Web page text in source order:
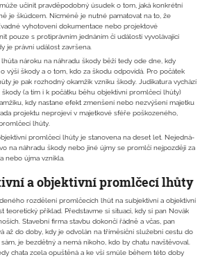
učinit pravděpodobný úsudek o tom, jaká konkrétní
je škůdcem. Nicméně je nutné pamatovat na to, že
vyhotovení dokumentace nebo projektové
pouze s protiprávním jednáním či událostí vyvolávající
je právní událost završena.
nároku na náhradu škody běží tedy ode dne, kdy
výši škody a o tom, kdo za škodu odpovídá. Pro počátek
je pak rozhodný okamžik vzniku škody. Judikatura vychází
(a tím i k počátku běhu objektivní promlčecí lhůty)
kdy nastane efekt zmenšení nebo nezvýšení majetku
projektu neprojeví v majetkové sféře poškozeného,
lhůty.
promlčecí lhůty je stanovena na deset let. Nejedná-
na náhradu škody nebo jiné újmy se promlčí nejpozději za
nebo újma vznikla.
a objektivní promlčecí lhůty
rozdělení promlčecích lhůt na subjektivní a objektivní
teoretický příklad. Představme si situaci, kdy si pan Novák
Stavební firma stavbu dokončí řádně a včas, pan
až do doby, kdy je odvolán na tříměsíční služební cestu do
je bezdětný a nemá nikoho, kdo by chatu navštěvoval.
chata zcela opuštěná a ke vší smůle během této doby